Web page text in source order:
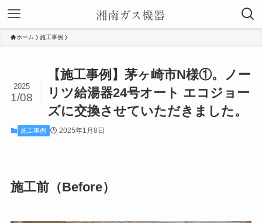
ホーム 施工事例
【施工事例】茅ヶ崎市N様①。ノー
リツ給湯器24号オート エコジョー
ズに交換させていただきました。
2025
1/08
施工事例 2025年1月8日
施工前（Before）